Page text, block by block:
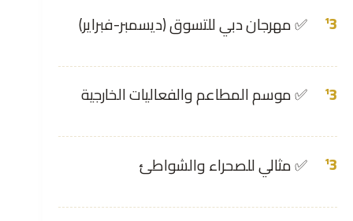
✅ مهرجان دبي للتسوق (ديسمبر-فبراير)
✅ موسم المطاعم والفعاليات الخارجية
✅ مثالي للصحراء والشواطئ